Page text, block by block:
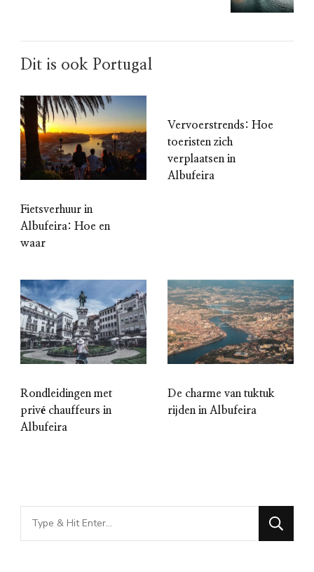
Dit is ook Portugal
Fietsverhuur in
Albufeira: Hoe en
waar
Vervoerstrends: Hoe
toeristen zich
verplaatsen in
Albufeira
Rondleidingen met
privé chauffeurs in
Albufeira
De charme van tuktuk
rijden in Albufeira
Looking
for